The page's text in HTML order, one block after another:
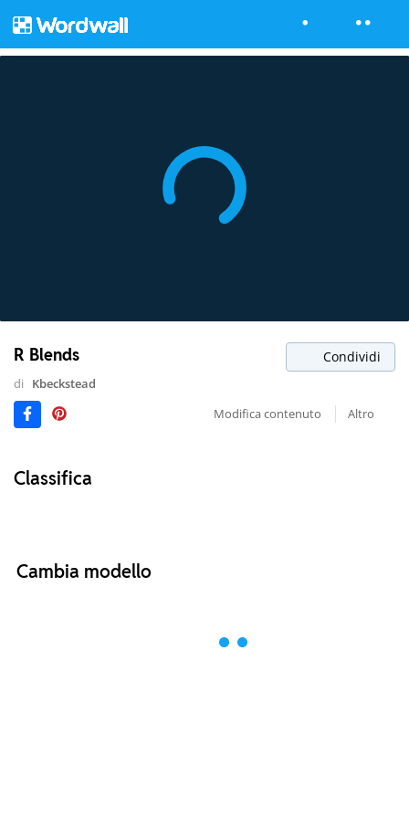
R Blends Condividi
di
Kbeckstead
Modifica contenuto
Altro
Classifica
Cambia modello